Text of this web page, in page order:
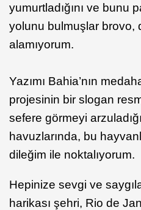
yumurtladığını ve bunu
yolunu bulmuşlar brovo,
alamıyorum.
Yazımı Bahia’nın
projesinin bir slogan
sefere görmeyi
havuzlarında, bu
dileğim ile noktalıyorum.
Hepinize sevgi ve
harikası şehri, Rio de